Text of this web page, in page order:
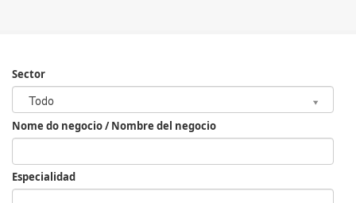
Sector
Todo
Sector
Nome do negocio / Nombre del negocio
Especialidad